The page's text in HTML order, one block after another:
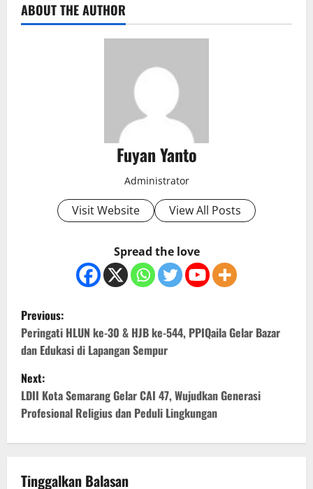
ABOUT THE AUTHOR
Fuyan Yanto
Administrator
Visit Website View All Posts
Spread the love
P
o
s
t
n
Previous:
Peringati HLUN ke-30 & HJB ke-544, PPIQaila Gelar Bazar
dan Edukasi di Lapangan Sempur
Next:
LDII Kota Semarang Gelar CAI 47, Wujudkan Generasi
Profesional Religius dan Peduli Lingkungan
Tinggalkan Balasan